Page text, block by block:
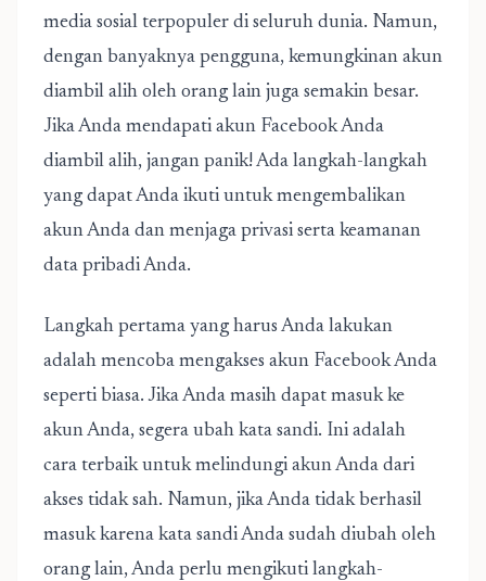
media sosial terpopuler di seluruh dunia. Namun,
dengan banyaknya pengguna, kemungkinan akun
diambil alih oleh orang lain juga semakin besar.
Jika Anda mendapati akun Facebook Anda
diambil alih, jangan panik! Ada langkah-langkah
yang dapat Anda ikuti untuk mengembalikan
akun Anda dan menjaga privasi serta keamanan
data pribadi Anda.
Langkah pertama yang harus Anda lakukan
adalah mencoba mengakses akun Facebook Anda
seperti biasa. Jika Anda masih dapat masuk ke
akun Anda, segera ubah kata sandi. Ini adalah
cara terbaik untuk melindungi akun Anda dari
akses tidak sah. Namun, jika Anda tidak berhasil
masuk karena kata sandi Anda sudah diubah oleh
orang lain, Anda perlu mengikuti langkah-